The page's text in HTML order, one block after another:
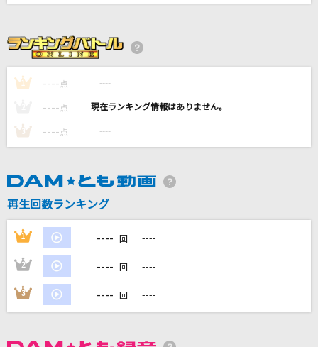
ラストノートしか知らない
[生音]アゲハ蝶
[生音]花に亡霊
ヨルシカ
DAMの新曲・ランキングなど
カラオケ最新情報をチェック！
1 ---- 点 ----
---- 点 ----
3 ---- 点 ----
再生回数ランキング
1 ---- 回 ----
2 ---- 回 ----
3 ---- 回 ----